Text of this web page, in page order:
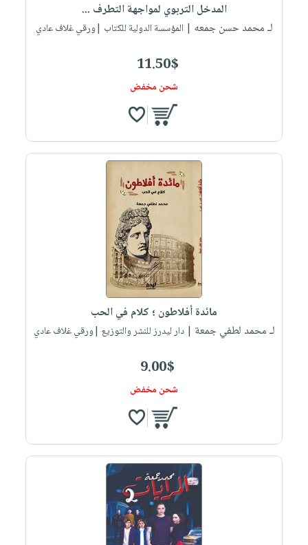
المدخل التربوي لمواجهة التطرف ...
لـ محمد حسن جمعه | المؤسسة الدولية للكتاب |ورقي غلاف عادي
11.50$
شحن مخفض
مائدة أفلاطون ؛ كلام في الحب
لـ محمد لطفي جمعة | دار ليدرز للنشر والتوزيع |ورقي غلاف عادي
9.00$
شحن مخفض